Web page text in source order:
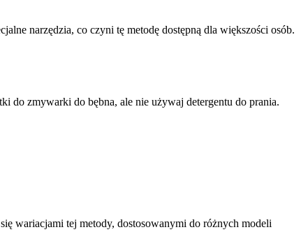
narzędzia, co czyni tę metodę dostępną dla większości osób.
do zmywarki do bębna, ale nie używaj detergentu do prania.
wariacjami tej metody, dostosowanymi do różnych modeli